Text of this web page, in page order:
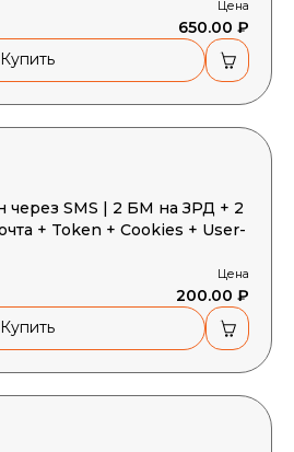
Цена
650.00 ₽
Купить
SMS | 2 БМ на ЗРД + 2
Цена
200.00 ₽
Купить